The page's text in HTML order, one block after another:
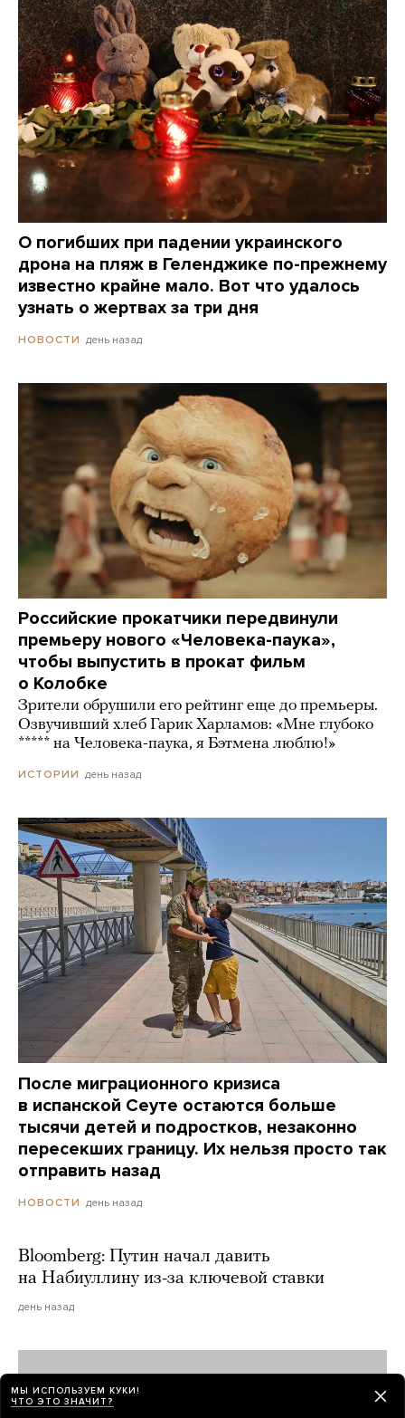
О погибших при падении украинского
дрона на пляж в Геленджике по-прежнему
известно крайне мало. Вот что удалось
узнать о жертвах за три дня
НОВОСТИ день назад
Российские прокатчики передвинули
премьеру нового «Человека-паука»,
чтобы выпустить в прокат фильм
о Колобке
Зрители обрушили его рейтинг еще до премьеры.
Озвучивший хлеб Гарик Харламов: «Мне глубоко
***** на Человека-паука, я Бэтмена люблю!»
ИСТОРИИ день назад
После миграционного кризиса
в испанской Сеуте остаются больше
тысячи детей и подростков, незаконно
пересекших границу. Их нельзя просто так
отправить назад
НОВОСТИ день назад
Bloomberg: Путин начал давить
на Набиуллину из-за ключевой ставки
день назад
МЫ ИСПОЛЬЗУЕМ КУКИ!
ЧТО ЭТО ЗНАЧИТ?